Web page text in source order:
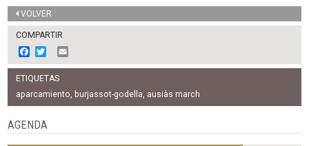
VOLVER
COMPARTIR
F
a
c
e
b
o
o
k
w
i
t
t
e
m
l
ETIQUETAS
aparcamiento, burjassot-godella, ausiàs march
AGENDA